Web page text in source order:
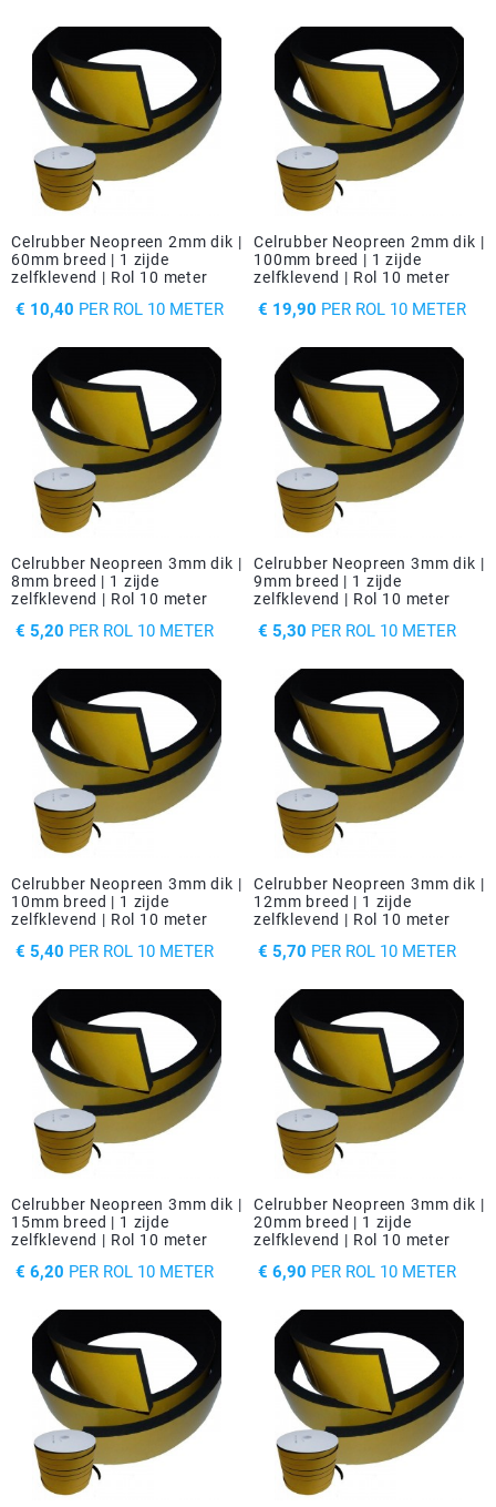
Celrubber Neopreen 2mm dik |
60mm breed | 1 zijde
zelfklevend | Rol 10 meter
€ 10,40 PER ROL 10 METER
PRIJS
Celrubber Neopreen 2mm dik |
100mm breed | 1 zijde
zelfklevend | Rol 10 meter
€ 19,90 PER ROL 10 METER
PRIJS
Celrubber Neopreen 3mm dik |
8mm breed | 1 zijde
zelfklevend | Rol 10 meter
€ 5,20 PER ROL 10 METER
PRIJS
Celrubber Neopreen 3mm dik |
9mm breed | 1 zijde
zelfklevend | Rol 10 meter
€ 5,30 PER ROL 10 METER
PRIJS
Celrubber Neopreen 3mm dik |
10mm breed | 1 zijde
zelfklevend | Rol 10 meter
€ 5,40 PER ROL 10 METER
PRIJS
Celrubber Neopreen 3mm dik |
12mm breed | 1 zijde
zelfklevend | Rol 10 meter
€ 5,70 PER ROL 10 METER
PRIJS
Celrubber Neopreen 3mm dik |
15mm breed | 1 zijde
zelfklevend | Rol 10 meter
€ 6,20 PER ROL 10 METER
PRIJS
Celrubber Neopreen 3mm dik |
20mm breed | 1 zijde
zelfklevend | Rol 10 meter
€ 6,90 PER ROL 10 METER
PRIJS